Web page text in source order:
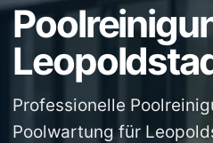
Professionelle
Poolwartung für